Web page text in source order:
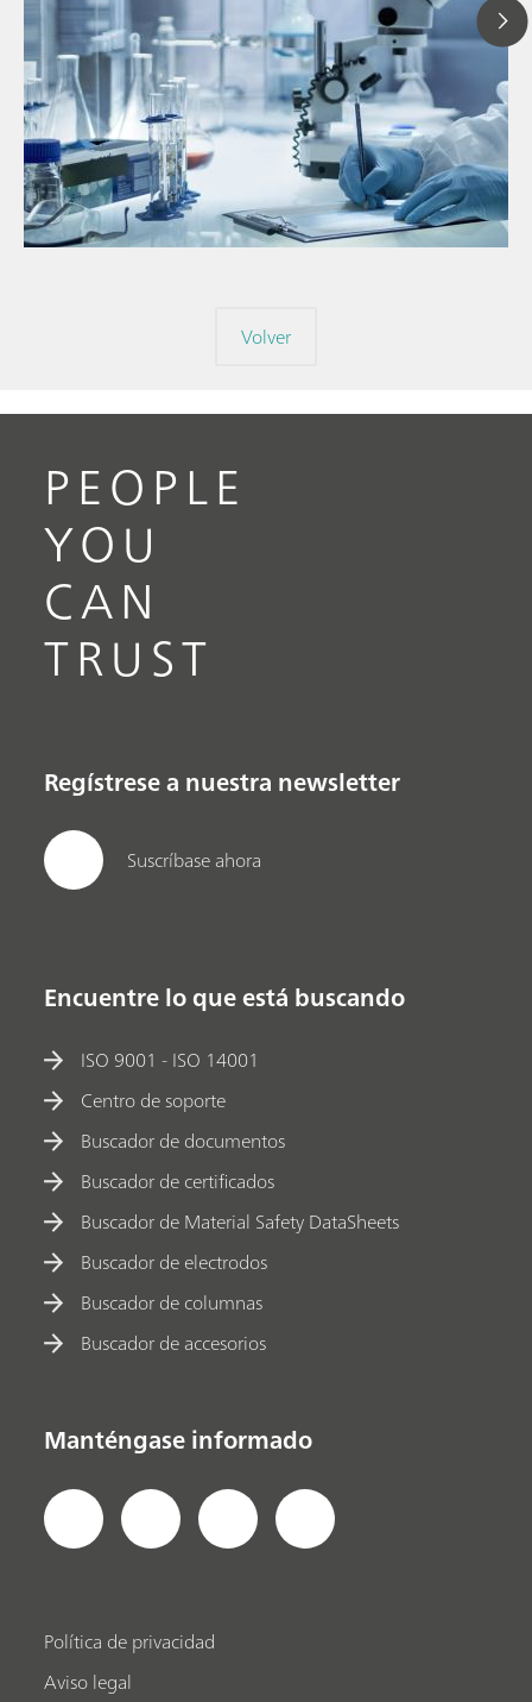
// Blog post
// Infrarojo cercano (NIR)
// Medición directa
Volver
PEOPLE
YOU
CAN
TRUST
Regístrese a nuestra newsletter
Suscríbase ahora
Encuentre lo que está buscando
ISO 9001 - ISO 14001
Centro de soporte
Buscador de documentos
Buscador de certificados
Buscador de Material Safety DataSheets
Buscador de electrodos
Buscador de columnas
Buscador de accesorios
Manténgase informado
Política de privacidad
Aviso legal